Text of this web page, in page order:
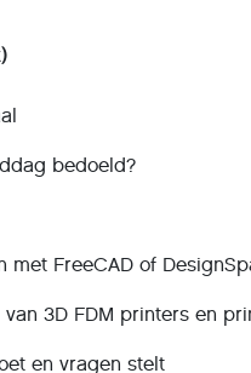
bedoeld?
met FreeCAD of
3D FDM printers en
en vragen stelt